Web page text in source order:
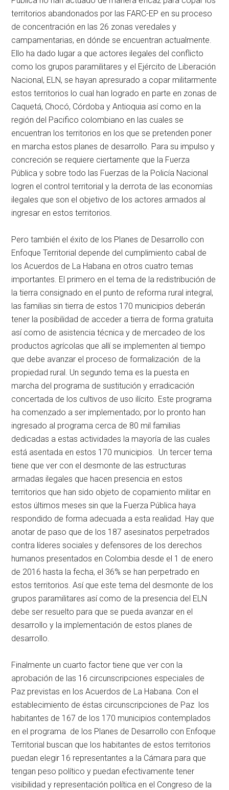
territorios abandonados por las FARC-EP en su proceso
de concentración en las 26 zonas veredales y
campamentarias, en dónde se encuentran actualmente.
Ello ha dado lugar a que actores ilegales del conflicto
como los grupos paramilitares y el Ejército de Liberación
Nacional, ELN, se hayan apresurado a copar militarmente
estos territorios lo cual han logrado en parte en zonas de
Caquetá, Chocó, Córdoba y Antioquia así como en la
región del Pacifico colombiano en las cuales se
encuentran los territorios en los que se pretenden poner
en marcha estos planes de desarrollo. Para su impulso y
concreción se requiere ciertamente que la Fuerza
Pública y sobre todo las Fuerzas de la Policía Nacional
logren el control territorial y la derrota de las economías
ilegales que son el objetivo de los actores armados al
ingresar en estos territorios.
Pero también el éxito de los Planes de Desarrollo con
Enfoque Territorial depende del cumplimiento cabal de
los Acuerdos de La Habana en otros cuatro temas
importantes. El primero en el tema de la redistribución de
la tierra consignado en el punto de reforma rural integral,
las familias sin tierra de estos 170 municipios deberán
tener la posibilidad de acceder a tierra de forma gratuita
así como de asistencia técnica y de mercadeo de los
productos agrícolas que allí se implementen al tiempo
que debe avanzar el proceso de formalización de la
propiedad rural. Un segundo tema es la puesta en
marcha del programa de sustitución y erradicación
concertada de los cultivos de uso ilícito. Este programa
ha comenzado a ser implementado; por lo pronto han
ingresado al programa cerca de 80 mil familias
dedicadas a estas actividades la mayoría de las cuales
está asentada en estos 170 municipios. Un tercer tema
tiene que ver con el desmonte de las estructuras
armadas ilegales que hacen presencia en estos
territorios que han sido objeto de copamiento militar en
estos últimos meses sin que la Fuerza Pública haya
respondido de forma adecuada a esta realidad. Hay que
anotar de paso que de los 187 asesinatos perpetrados
contra líderes sociales y defensores de los derechos
humanos presentados en Colombia desde el 1 de enero
de 2016 hasta la fecha, el 36% se han perpetrado en
estos territorios. Así que este tema del desmonte de los
grupos paramilitares así como de la presencia del ELN
debe ser resuelto para que se pueda avanzar en el
desarrollo y la implementación de estos planes de
desarrollo.
Finalmente un cuarto factor tiene que ver con la
aprobación de las 16 circunscripciones especiales de
Paz previstas en los Acuerdos de La Habana. Con el
establecimiento de éstas circunscripciones de Paz los
habitantes de 167 de los 170 municipios contemplados
en el programa de los Planes de Desarrollo con Enfoque
Territorial buscan que los habitantes de estos territorios
puedan elegir 16 representantes a la Cámara para que
tengan peso político y puedan efectivamente tener
visibilidad y representación política en el Congreso de la